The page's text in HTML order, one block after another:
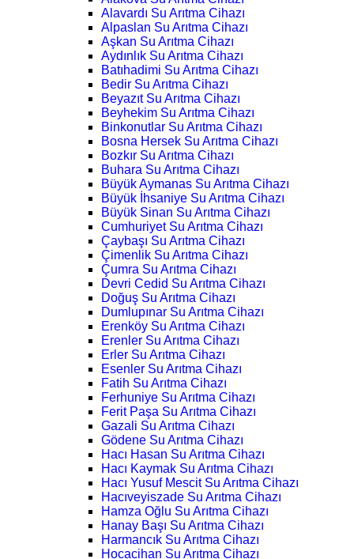
Alavardı Su Arıtma Cihazı
Alpaslan Su Arıtma Cihazı
Aşkan Su Arıtma Cihazı
Aydınlık Su Arıtma Cihazı
Batıhadimi Su Arıtma Cihazı
Bedir Su Arıtma Cihazı
Beyazıt Su Arıtma Cihazı
Beyhekim Su Arıtma Cihazı
Binkonutlar Su Arıtma Cihazı
Bosna Hersek Su Arıtma Cihazı
Bozkır Su Arıtma Cihazı
Buhara Su Arıtma Cihazı
Büyük Aymanas Su Arıtma Cihazı
Büyük İhsaniye Su Arıtma Cihazı
Büyük Sinan Su Arıtma Cihazı
Cumhuriyet Su Arıtma Cihazı
Çaybaşı Su Arıtma Cihazı
Çimenlik Su Arıtma Cihazı
Çumra Su Arıtma Cihazı
Devri Cedid Su Arıtma Cihazı
Doğuş Su Arıtma Cihazı
Dumlupınar Su Arıtma Cihazı
Erenköy Su Arıtma Cihazı
Erenler Su Arıtma Cihazı
Erler Su Arıtma Cihazı
Esenler Su Arıtma Cihazı
Fatih Su Arıtma Cihazı
Ferhuniye Su Arıtma Cihazı
Ferit Paşa Su Arıtma Cihazı
Gazali Su Arıtma Cihazı
Gödene Su Arıtma Cihazı
Hacı Hasan Su Arıtma Cihazı
Hacı Kaymak Su Arıtma Cihazı
Hacı Yusuf Mescit Su Arıtma Cihazı
Hacıveyiszade Su Arıtma Cihazı
Hamza Oğlu Su Arıtma Cihazı
Hanay Başı Su Arıtma Cihazı
Harmancık Su Arıtma Cihazı
Hocacihan Su Arıtma Cihazı